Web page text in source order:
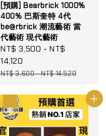
[預購] Bearbrick 1000%
400% 巴斯奎特 4代
be@rbrick 潮流藝術 當
代藝術 現代藝術
Sale
price
NT$ 3,500 -NT$
14,120
Regular
NT$ 3,600-NT$ 14,520